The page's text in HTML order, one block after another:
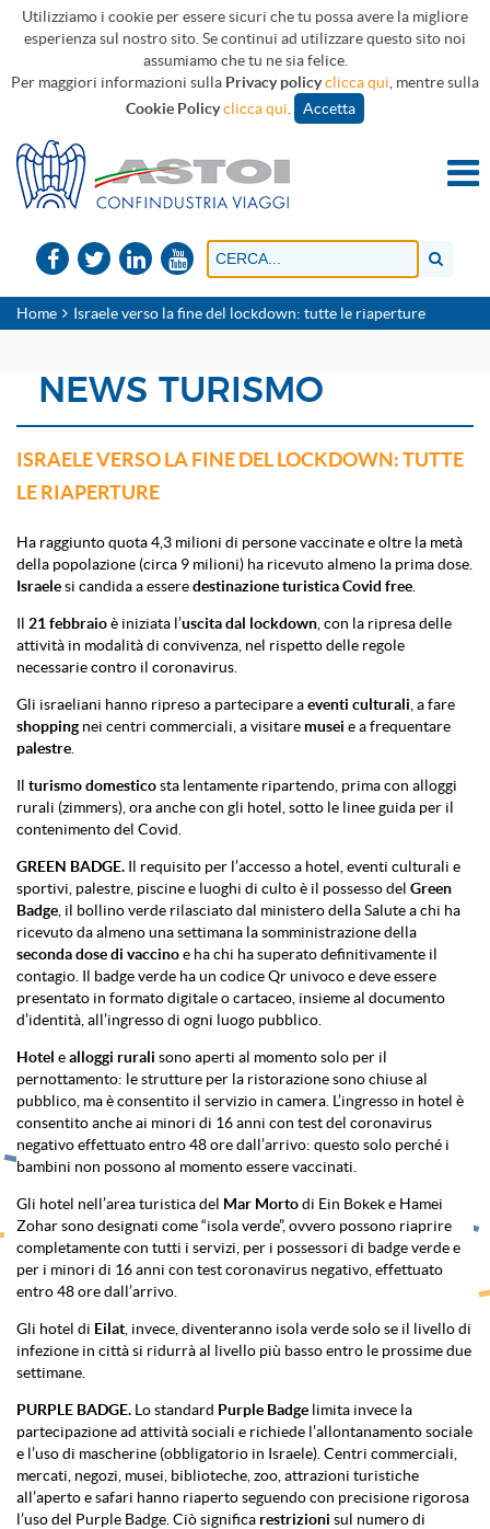
Utilizziamo i cookie per essere sicuri che tu possa avere la migliore
esperienza sul nostro sito. Se continui ad utilizzare questo sito noi
assumiamo che tu ne sia felice.
Per maggiori informazioni sulla Privacy policyclicca qui , mentre sulla
Cookie Policyclicca qui Accetta
Home Israele verso la fine del lockdown: tutte le riaperture
NEWS TURISMO
ISRAELE VERSO LA FINE DEL LOCKDOWN: TUTTE
LE RIAPERTURE
Ha raggiunto quota 4,3 milioni di persone vaccinate e oltre la metà
della popolazione (circa 9 milioni) ha ricevuto almeno la prima dose.
Israelesi candida a esseredestinazioneturisticaCovid free
Il 21 febbraioè iniziata l’uscitadal lockdown , con la ripresa delle
attività in modalità di convivenza, nel rispetto delle regole
necessarie contro il coronavirus.
Gli israeliani hanno ripreso a partecipare aeventi culturali , a fare
shopping nei centri commerciali, a visitare musei e a frequentare
palestre
Il turismo domesticosta lentamente ripartendo, prima con alloggi
rurali (zimmers), ora anche con gli hotel, sotto le linee guida per il
contenimento del Covid.
GREEN BADGE. Il requisito per l’accesso a hotel, eventi culturali e
sportivi, palestre, piscine e luoghi di culto è il possesso del Green
Badge , il bollino verde rilasciato dal ministero della Salute a chi ha
ricevuto da almeno una settimana la somministrazione della
secondadosedi vaccinoe ha chi ha superato definitivamente il
contagio. Il badge verde ha un codice Qr univoco e deve essere
presentato in formato digitale o cartaceo, insieme al documento
d’identità, all’ingresso di ogni luogo pubblico.
Hotel ealloggi rurali sono aperti al momento solo per il
pernottamento: le strutture per la ristorazione sono chiuse al
pubblico, ma è consentito il servizio in camera. L’ingresso in hotel è
consentito anche ai minori di 16 anni con test del coronavirus
negativo effettuato entro 48 ore dall’arrivo: questo solo perché i
bambini non possono al momento essere vaccinati.
Gli hotel nell’area turistica del Mar Mortodi Ein Bokek e Hamei
Zohar sono designati come “isola verde”, ovvero possono riaprire
completamente con tutti i servizi, per i possessori di badge verde e
per i minori di 16 anni con test coronavirus negativo, effettuato
entro 48 ore dall’arrivo.
Gli hotel di Eilat , invece, diventeranno isola verde solo se il livello di
infezione in città si ridurrà al livello più basso entro le prossime due
settimane.
PURPLE BADGE. Lo standard Purple Badge limita invece la
partecipazione ad attività sociali e richiede l’allontanamento sociale
e l’uso di mascherine (obbligatorio in Israele). Centri commerciali,
mercati, negozi, musei, biblioteche, zoo, attrazioni turistiche
all’aperto e safari hanno riaperto seguendo con precisione rigorosa
l’uso del Purple Badge. Ciò significa restrizioni sul numero di